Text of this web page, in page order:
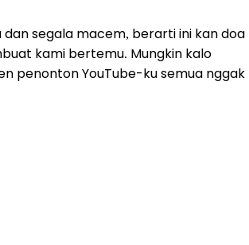
dan segala macem, berarti ini kan doa
kami bertemu. Mungkin kalo
penonton YouTube-ku semua nggak